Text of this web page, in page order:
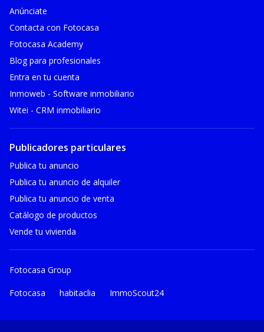
Anúnciate
Contacta con Fotocasa
Fotocasa Academy
Blog para profesionales
Entra en tu cuenta
Inmoweb - Software inmobiliario
Witei - CRM inmobiliario
Publicadores particulares
Publica tu anuncio
Publica tu anuncio de alquiler
Publica tu anuncio de venta
Catálogo de productos
Vende tu vivienda
Fotocasa Group
Fotocasa habitaclia ImmoScout24